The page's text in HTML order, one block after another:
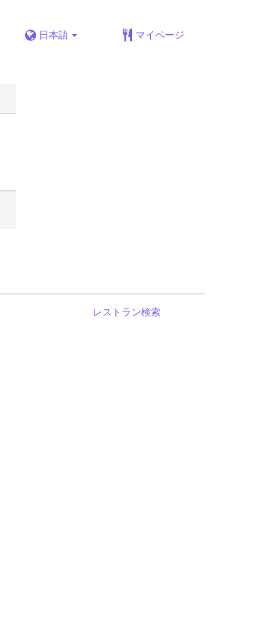
日本語 マイページ
レストラン検索